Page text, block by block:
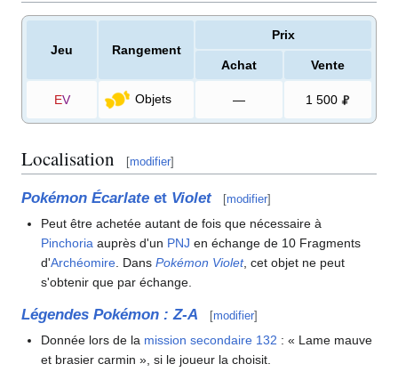
Jeu Rangement
Prix
Achat Vente
EV Objets — 1 500
Localisation [modifier]
Pokémon Écarlate et Violet [modifier]
Peut être achetée autant de fois que nécessaire à
Pinchoria auprès d'un PNJ en échange de 10 Fragments
d'Archéomire . DansPokémon Violet, cet objet ne peut
s'obtenir que par échange.
Légendes Pokémon : Z-A [modifier]
Donnée lors de la mission secondaire 132 : « Lame mauve
et brasier carmin » , si le joueur la choisit.